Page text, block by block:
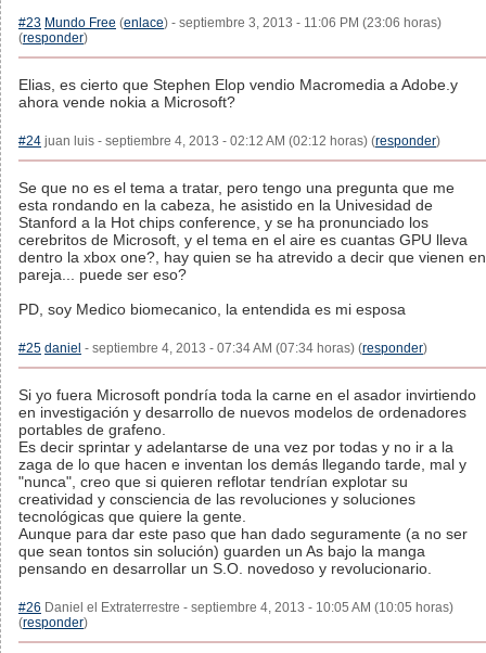
#23 Mundo Free (enlace) - septiembre 3, 2013 - 11:06 PM (23:06 horas)
(responder)
Elias, es cierto que Stephen Elop vendio Macromedia a Adobe.y
ahora vende nokia a Microsoft?
#24 juan luis - septiembre 4, 2013 - 02:12 AM (02:12 horas) (responder)
Se que no es el tema a tratar, pero tengo una pregunta que me
esta rondando en la cabeza, he asistido en la Univesidad de
Stanford a la Hot chips conference, y se ha pronunciado los
cerebritos de Microsoft, y el tema en el aire es cuantas GPU lleva
dentro la xbox one?, hay quien se ha atrevido a decir que vienen en
pareja... puede ser eso?
PD, soy Medico biomecanico, la entendida es mi esposa
#25 daniel - septiembre 4, 2013 - 07:34 AM (07:34 horas) (responder)
Si yo fuera Microsoft pondría toda la carne en el asador invirtiendo
en investigación y desarrollo de nuevos modelos de ordenadores
portables de grafeno.
Es decir sprintar y adelantarse de una vez por todas y no ir a la
zaga de lo que hacen e inventan los demás llegando tarde, mal y
"nunca", creo que si quieren reflotar tendrían explotar su
creatividad y consciencia de las revoluciones y soluciones
tecnológicas que quiere la gente.
Aunque para dar este paso que han dado seguramente (a no ser
que sean tontos sin solución) guarden un As bajo la manga
pensando en desarrollar un S.O. novedoso y revolucionario.
#26 Daniel el Extraterrestre - septiembre 4, 2013 - 10:05 AM (10:05 horas)
(responder)